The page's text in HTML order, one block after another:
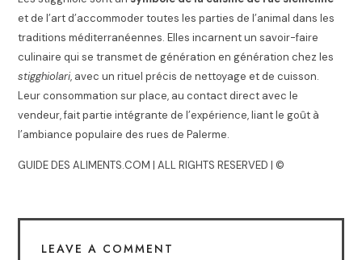
et de l’art d’accommoder toutes les parties de l’animal dans les
traditions méditerranéennes. Elles incarnent un savoir-faire
culinaire qui se transmet de génération en génération chez les
stigghiolari, avec un rituel précis de nettoyage et de cuisson.
Leur consommation sur place, au contact direct avec le
vendeur, fait partie intégrante de l’expérience, liant le goût à
l’ambiance populaire des rues de Palerme.
GUIDE DES ALIMENTS.COM | ALL RIGHTS RESERVED | ©
LEAVE A COMMENT